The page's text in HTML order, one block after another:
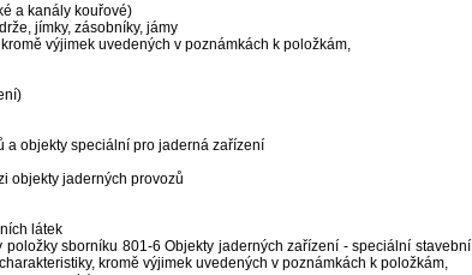
a kanály kouřové)
jímky, zásobníky, jámy
výjimek uvedených v poznámkách k položkám,
a objekty speciální pro jaderná zařízení
objekty jaderných provozů
látek
sborníku 801-6 Objekty jaderných zařízení - speciální stavební
kromě výjimek uvedených v poznámkách k položkám,